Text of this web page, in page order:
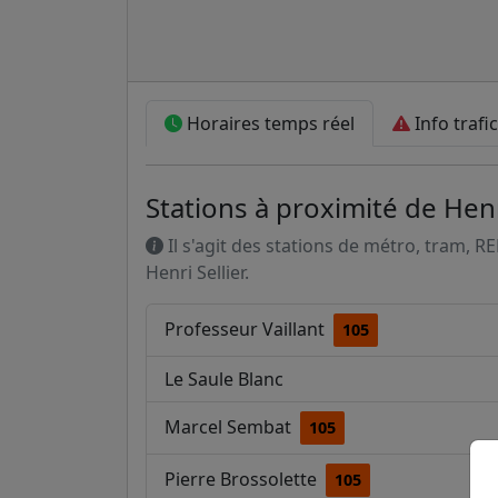
Horaires temps réel Info trafic
Stations à proximité de
Il s'agit des stations de métro, tram,
Henri Sellier.
Professeur Vaillant 105
Le Saule Blanc
Marcel Sembat 105
Pierre Brossolette 105